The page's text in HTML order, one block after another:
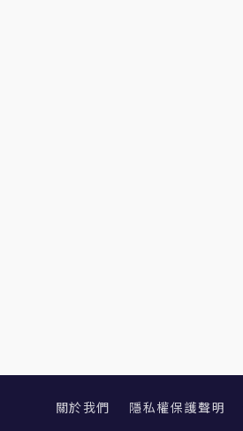
關於我們 隱私權保護聲明